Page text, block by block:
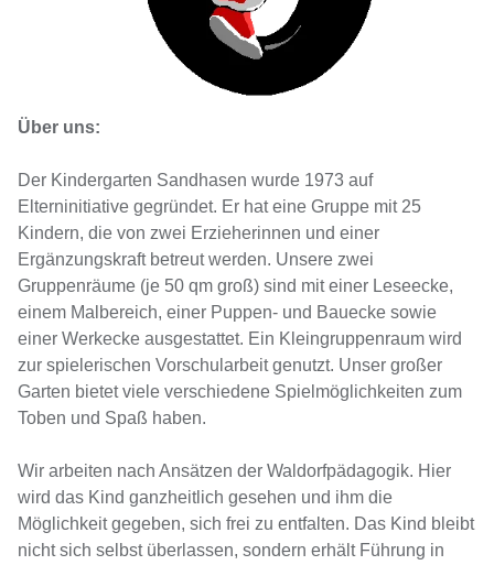
Über uns:
Der Kindergarten Sandhasen wurde 1973 auf
Elterninitiative gegründet. Er hat eine Gruppe mit 25
Kindern, die von zwei Erzieherinnen und einer
Ergänzungskraft betreut werden. Unsere zwei
Gruppenräume (je 50 qm groß) sind mit einer Leseecke,
einem Malbereich, einer Puppen- und Bauecke sowie
einer Werkecke ausgestattet. Ein Kleingruppenraum wird
zur spielerischen Vorschularbeit genutzt. Unser großer
Garten bietet viele verschiedene Spielmöglichkeiten zum
Toben und Spaß haben.
Wir arbeiten nach Ansätzen der Waldorfpädagogik. Hier
wird das Kind ganzheitlich gesehen und ihm die
Möglichkeit gegeben, sich frei zu entfalten. Das Kind bleibt
nicht sich selbst überlassen, sondern erhält Führung in